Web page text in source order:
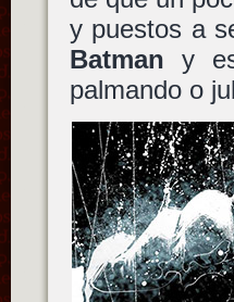
y puestos a
Batman y
palmando o